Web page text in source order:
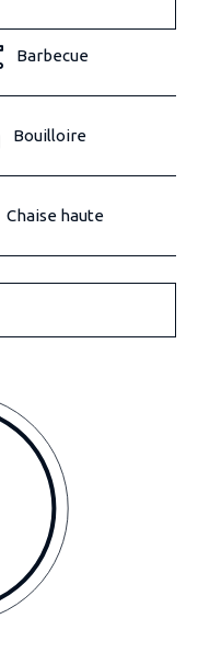
Barbecue
Bouilloire
Chaise haute